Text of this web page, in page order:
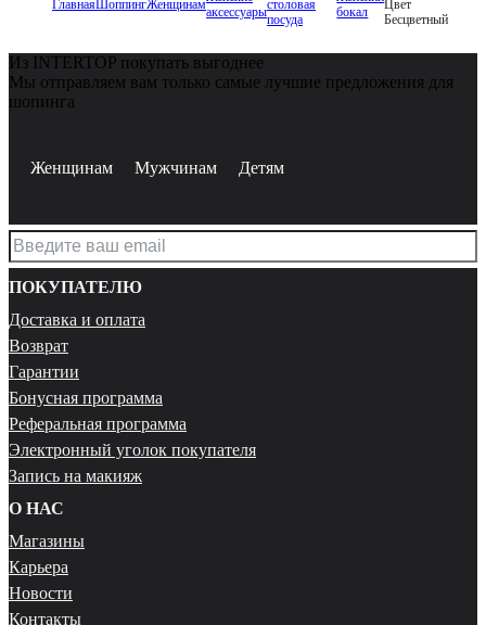
ГлавнаяШоппингЖенщинамаксессуарыстоловая
посуда
бокал
Цвет
Бесцветный
Из INTERTOP покупать выгоднее
Мы отправляем вам только самые лучшие предложения для
шопинга
Женщинам Мужчинам Детям
ПОКУПАТЕЛЮ
Доставка и оплата
Возврат
Гарантии
Бонусная программа
Реферальная программа
Электронный уголок покупателя
Запись на макияж
О НАС
Магазины
Карьера
Новости
Контакты